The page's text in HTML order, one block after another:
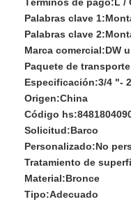
Palabras clave 1:
Palabras clave 2:
Marca comercial:DW
Paquete de
Especificación:3/4 "-
Origen:China
Código hs:
Solicitud:Barco
Personalizado:No
Tratamiento de
Material:Bronce
Tipo:Adecuado